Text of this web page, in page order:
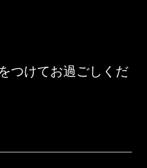
つけてお過ごしくだ